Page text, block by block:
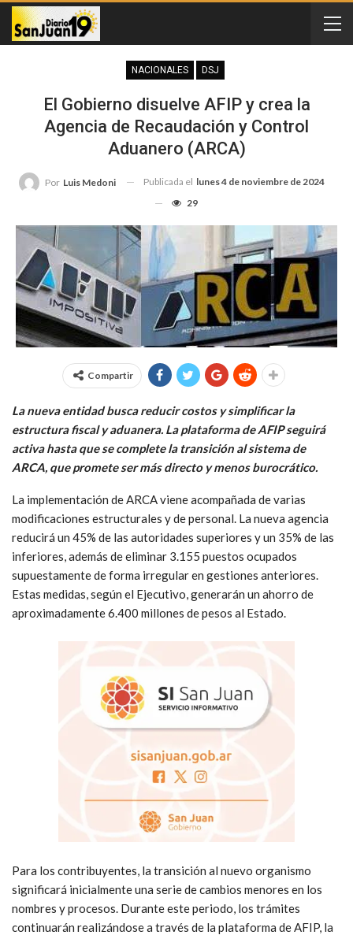
NACIONALES DSJ
El Gobierno disuelve AFIP y crea la
Agencia de Recaudación y Control
Aduanero (ARCA)
Por Luis Medoni Publicada el lunes 4 de noviembre de 2024
29
Compartir
La nueva entidad busca reducir costos y simplificar la
estructura fiscal y aduanera. La plataforma de AFIP seguirá
activa hasta que se complete la transición al sistema de
ARCA, que promete ser más directo y menos burocrático.
La implementación de ARCA viene acompañada de varias
modificaciones estructurales y de personal. La nueva agencia
reducirá un 45% de las autoridades superiores y un 35% de las
inferiores, además de eliminar 3.155 puestos ocupados
supuestamente de forma irregular en gestiones anteriores.
Estas medidas, según el Ejecutivo, generarán un ahorro de
aproximadamente 6.400 millones de pesos al Estado.
Para los contribuyentes, la transición al nuevo organismo
significará inicialmente una serie de cambios menores en los
nombres y procesos. Durante este periodo, los trámites
continuarán realizándose a través de la plataforma de AFIP, la